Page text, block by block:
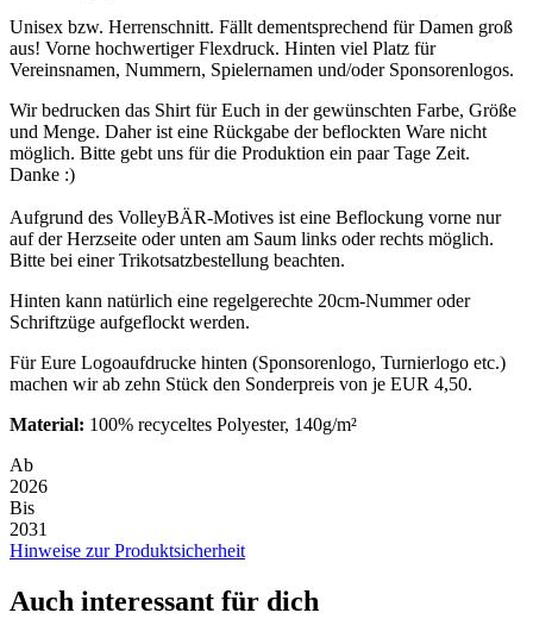
Unisex bzw. Herrenschnitt. Fällt dementsprechend für Damen groß
aus! Vorne hochwertiger Flexdruck. Hinten viel Platz für
Vereinsnamen, Nummern, Spielernamen und/oder Sponsorenlogos.
Wir bedrucken das Shirt für Euch in der gewünschten Farbe, Größe
und Menge. Daher ist eine Rückgabe der beflockten Ware nicht
möglich. Bitte gebt uns für die Produktion ein paar Tage Zeit.
Danke :)
Aufgrund des VolleyBÄR-Motives ist eine Beflockung vorne nur
auf der Herzseite oder unten am Saum links oder rechts möglich.
Bitte bei einer Trikotsatzbestellung beachten.
Hinten kann natürlich eine regelgerechte 20cm-Nummer oder
Schriftzüge aufgeflockt werden.
Für Eure Logoaufdrucke hinten (Sponsorenlogo, Turnierlogo etc.)
machen wir ab zehn Stück den Sonderpreis von je EUR 4,50.
Material: 100% recyceltes Polyester, 140g/m²
Ab
2026
Bis
2031
Hinweise zur Produktsicherheit
Auch interessant für dich